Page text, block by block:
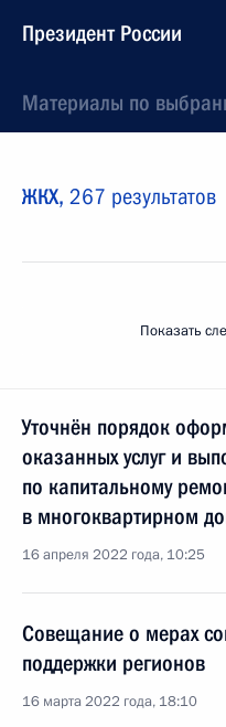
Президент России
Материалы по
ЖКХ, 267 результатов
Показать
Уточнён порядок
оказанных услуг и
по капитальному
в многоквартирном
16 апреля 2022 года, 10:25
Совещание о мерах
поддержки регионов
16 марта 2022 года, 18:10